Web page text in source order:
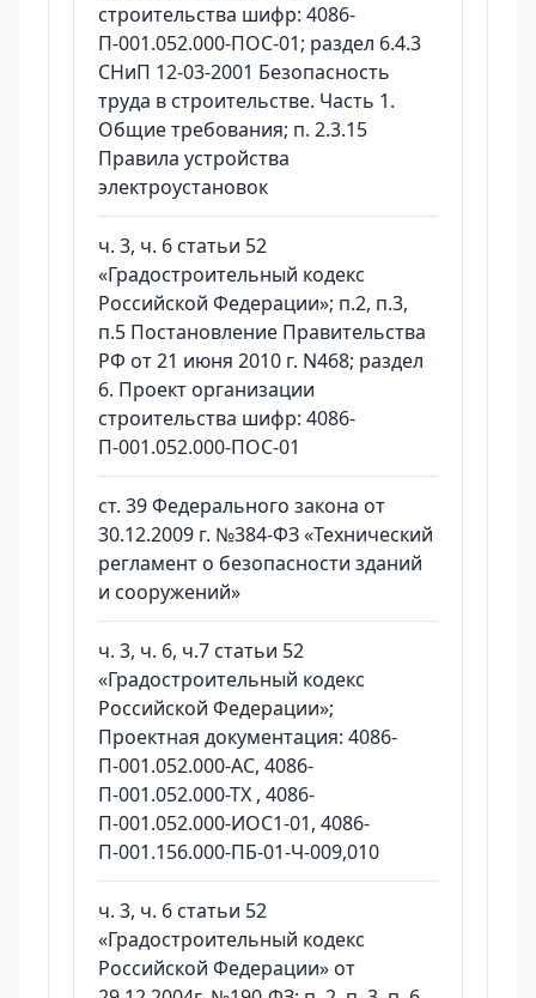
строительства шифр: 4086-
П-001.052.000-ПОС-01; раздел 6.4.3
СНиП 12-03-2001 Безопасность
труда в строительстве. Часть 1.
Общие требования; п. 2.3.15
Правила устройства
электроустановок
ч. 3, ч. 6 статьи 52
«Градостроительный кодекс
Российской Федерации»; п.2, п.3,
п.5 Постановление Правительства
РФ от 21 июня 2010 г. N468; раздел
6. Проект организации
строительства шифр: 4086-
П-001.052.000-ПОС-01
ст. 39 Федерального закона от
30.12.2009 г. №384-ФЗ «Технический
регламент о безопасности зданий
и сооружений»
ч. 3, ч. 6, ч.7 статьи 52
«Градостроительный кодекс
Российской Федерации»;
Проектная документация: 4086-
П-001.052.000-АС, 4086-
П-001.052.000-ТХ , 4086-
П-001.052.000-ИОС1-01, 4086-
П-001.156.000-ПБ-01-Ч-009,010
ч. 3, ч. 6 статьи 52
«Градостроительный кодекс
Российской Федерации» от